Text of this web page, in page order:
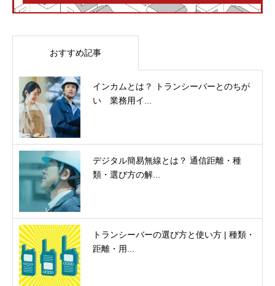
おすすめ記事
インカムとは？ トランシーバーとのちが
い 業務用イ...
デジタル簡易無線とは？ 通信距離・種
類・選び方の解...
トランシーバーの選び方と使い方 | 種類・
距離・用...